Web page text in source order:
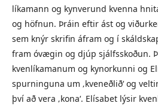
líkamann og kynverund kvenna
og höfnun. Þráin eftir ást og
sem knýr skrifin áfram og í
fram óvægin og djúp sjálfsskoðun.
kvenlíkamanum og kynorkunni og
spurninguna um ‚kveneðlið‘ og
því að vera ‚kona‘. Elísabet lýsir